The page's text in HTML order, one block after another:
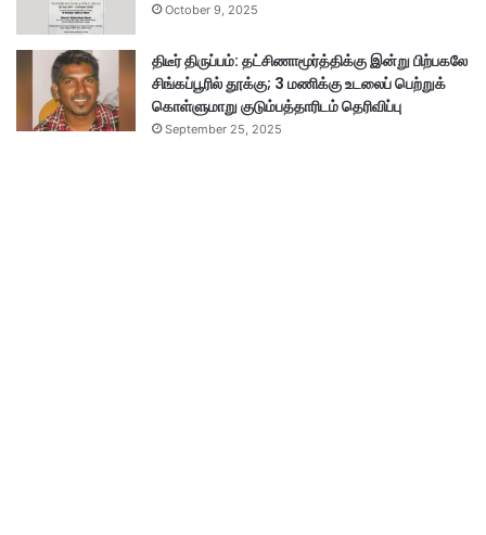
October 9, 2025
திடீர் திருப்பம்: தட்சிணாமூர்த்திக்கு இன்று பிற்பகலே
சிங்கப்பூரில் தூக்கு; 3 மணிக்கு உடலைப் பெற்றுக்
கொள்ளுமாறு குடும்பத்தாரிடம் தெரிவிப்பு
September 25, 2025